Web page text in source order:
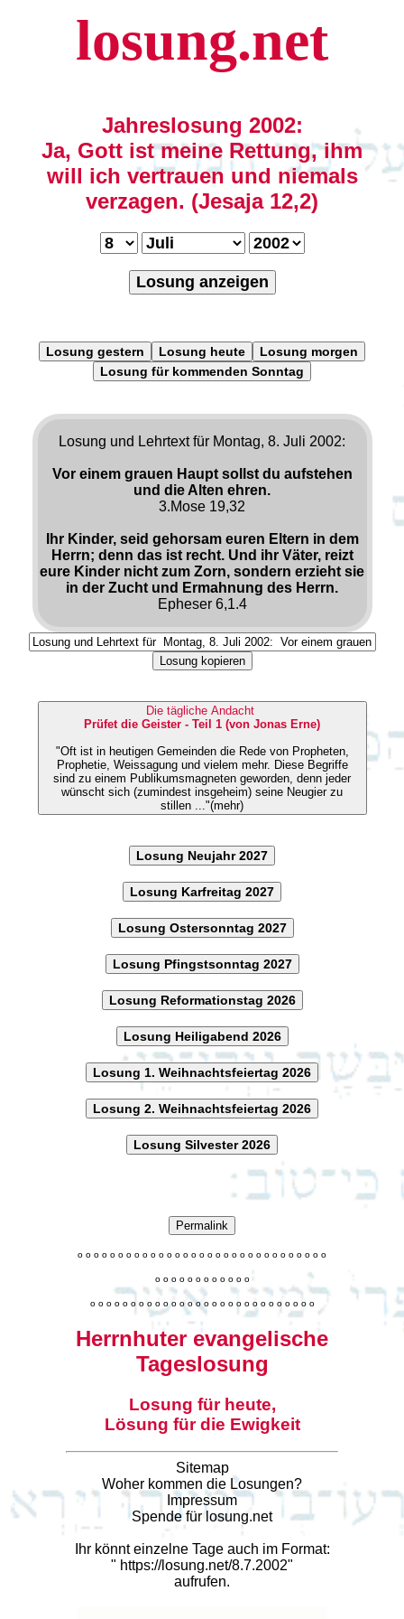
losung.net
Jahreslosung 2002:
Ja, Gott ist meine Rettung, ihm
will ich vertrauen und niemals
verzagen. (Jesaja 12,2)
Losung anzeigen
Losung gestern Losung heute
Losung morgen
Losung für kommenden Sonntag
Losung und Lehrtext für Montag, 8. Juli 2002:
Vor einem grauen Haupt sollst du aufstehen
und die Alten ehren.
3.Mose 19,32
Ihr Kinder, seid gehorsam euren Eltern in dem
Herrn; denn das ist recht. Und ihr Väter, reizt
eure Kinder nicht zum Zorn, sondern erzieht sie
in der Zucht und Ermahnung des Herrn.
Epheser 6,1.4
Losung kopieren
Die tägliche Andacht
Prüfet die Geister - Teil 1 (von Jonas Erne)
"Oft ist in heutigen Gemeinden die Rede von Propheten,
Prophetie, Weissagung und vielem mehr. Diese Begriffe
sind zu einem Publikumsmagneten geworden, denn jeder
wünscht sich (zumindest insgeheim) seine Neugier zu
stillen ..."(mehr)
Losung Neujahr 2027
Losung Karfreitag 2027
Losung Ostersonntag 2027
Losung Pfingstsonntag 2027
Losung Reformationstag 2026
Losung Heiligabend 2026
Losung 1. Weihnachtsfeiertag 2026
Losung 2. Weihnachtsfeiertag 2026
Losung Silvester 2026
Permalink
o o o o o o o o o o o o o o o o o o o o o o o o o o o o o o o
o o o o o o o o o o o o
o o o o o o o o o o o o o o o o o o o o o o o o o o o o
Herrnhuter evangelische
Tageslosung
Losung für heute,
Lösung für die Ewigkeit
Sitemap
Woher kommen die Losungen?
Impressum
Spende für losung.net
Ihr könnt einzelne Tage auch im Format:
" https://losung.net/8.7.2002"
aufrufen.